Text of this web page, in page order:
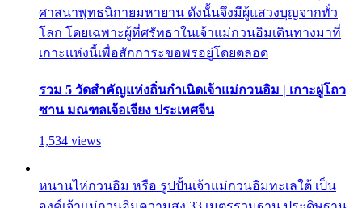
ศาสนาพุทธนิกายมหายาน ดังนั้นจึงมีผู้แสวงบุญจากทั่ว
โลก โดยเฉพาะผู้ที่ศรัทธาในเจ้าแม่กวนอิมเดินทางมาที่
เกาะแห่งนี้เพื่อสักการะขอพรอยู่โดยตลอด
รวม 5 วัดสำคัญแห่งถิ่นกำเนิดเจ้าแม่กวนอิม | เกาะผู่โถว
ซาน มณฑลเจ้อเจียง ประเทศจีน
1,534 views
หนานไห่กวนอิม หรือ รูปปั้นเจ้าแม่กวนอิมทะเลใต้ เป็น